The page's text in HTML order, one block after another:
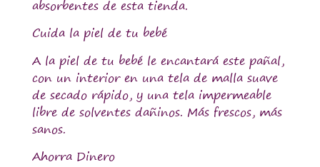
absorbentes de esta tienda.
Cuida la piel de tu bebé
A la piel de tu bebé le encantará este pañal,
con un interior en una tela de malla suave
de secado rápido, y una tela impermeable
libre de solventes dañinos. Más frescos, más
sanos.
Ahorra Dinero